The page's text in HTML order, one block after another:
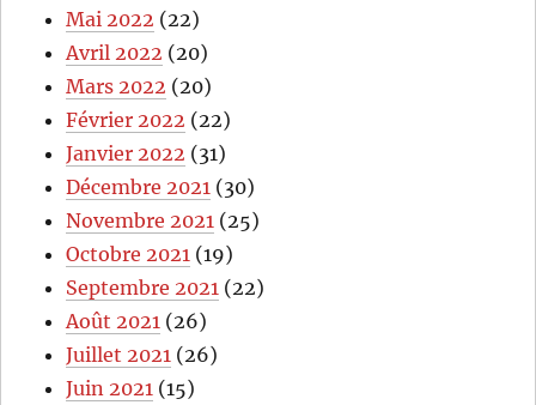
Mai 2022 (22)
Avril 2022 (20)
Mars 2022 (20)
Février 2022 (22)
Janvier 2022 (31)
Décembre 2021 (30)
Novembre 2021 (25)
Octobre 2021 (19)
Septembre 2021 (22)
Août 2021 (26)
Juillet 2021 (26)
Juin 2021 (15)